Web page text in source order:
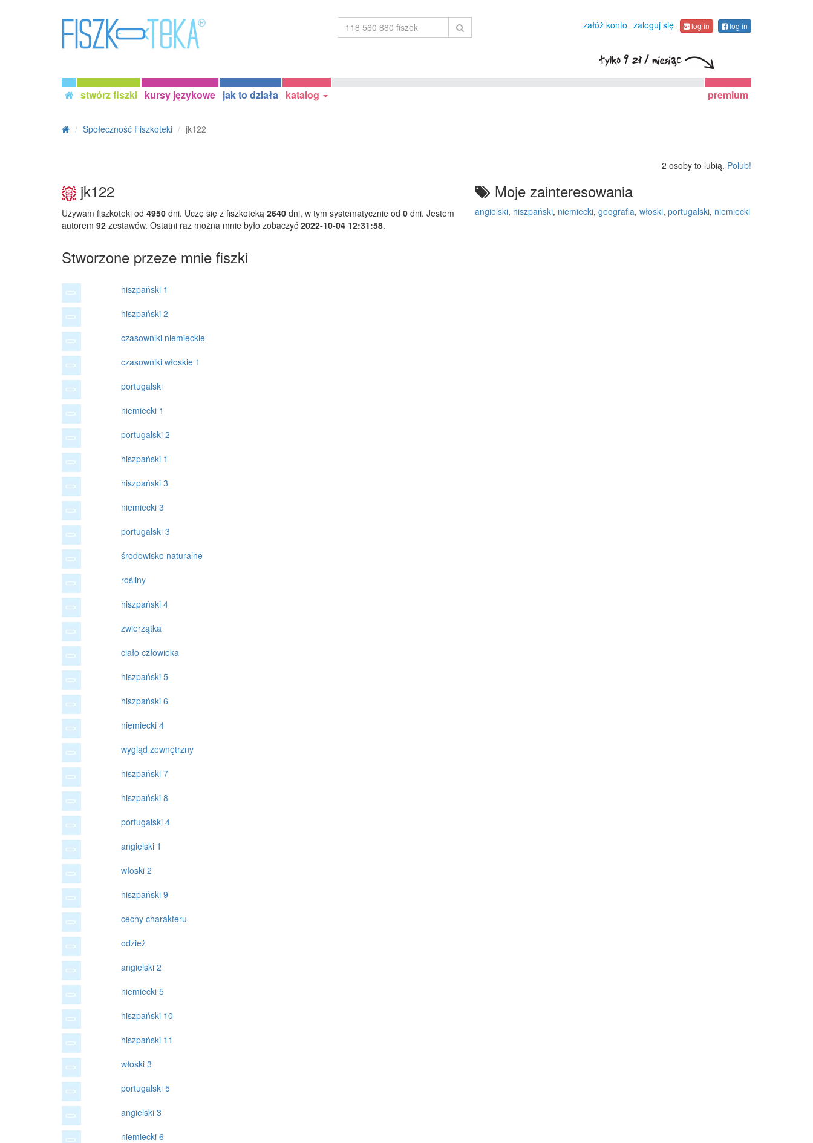
załóż konto zaloguj się log in log in
stwórz fiszki kursy językowe jak to działa katalog premium
Społeczność Fiszkoteki jk122
2 osoby to lubią. Polub!
jk122
Używam fiszkoteki od 4950 dni. Uczę się z fiszkoteką 2640 dni, w tym systematycznie od 0 dni. Jestem
autorem 92 zestawów. Ostatni raz można mnie było zobaczyć 2022-10-04 12:31:58.
Moje zainteresowania
angielski, hiszpański, niemiecki, geografia, włoski, portugalski, niemiecki
Stworzone przeze mnie fiszki
hiszpański 1
hiszpański 2
czasowniki niemieckie
czasowniki włoskie 1
portugalski
niemiecki 1
portugalski 2
hiszpański 1
hiszpański 3
niemiecki 3
portugalski 3
środowisko naturalne
rośliny
hiszpański 4
zwierzątka
ciało człowieka
hiszpański 5
hiszpański 6
niemiecki 4
wygląd zewnętrzny
hiszpański 7
hiszpański 8
portugalski 4
angielski 1
włoski 2
hiszpański 9
cechy charakteru
odzież
angielski 2
niemiecki 5
hiszpański 10
hiszpański 11
włoski 3
portugalski 5
angielski 3
niemiecki 6